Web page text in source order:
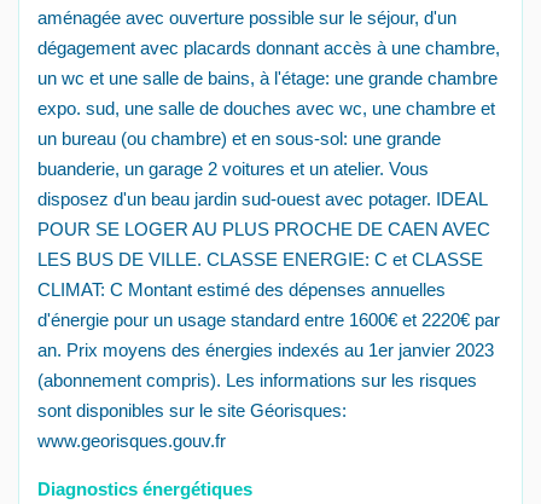
aménagée avec ouverture possible sur le séjour, d'un
dégagement avec placards donnant accès à une chambre,
un wc et une salle de bains, à l'étage: une grande chambre
expo. sud, une salle de douches avec wc, une chambre et
un bureau (ou chambre) et en sous-sol: une grande
buanderie, un garage 2 voitures et un atelier. Vous
disposez d'un beau jardin sud-ouest avec potager. IDEAL
POUR SE LOGER AU PLUS PROCHE DE CAEN AVEC
LES BUS DE VILLE. CLASSE ENERGIE: C et CLASSE
CLIMAT: C Montant estimé des dépenses annuelles
d'énergie pour un usage standard entre 1600€ et 2220€ par
an. Prix moyens des énergies indexés au 1er janvier 2023
(abonnement compris). Les informations sur les risques
sont disponibles sur le site Géorisques:
www.georisques.gouv.fr
Diagnostics énergétiques